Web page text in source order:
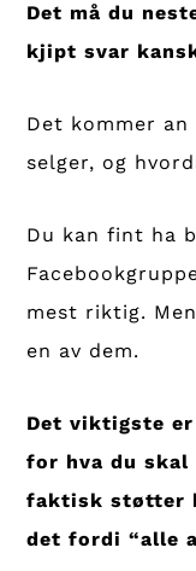
Det må du
kjipt svar
Det kommer an
selger, og
Du kan fint ha
mest riktig.
en av dem.
Det viktigste
for hva du
faktisk støtter
det fordi “alle